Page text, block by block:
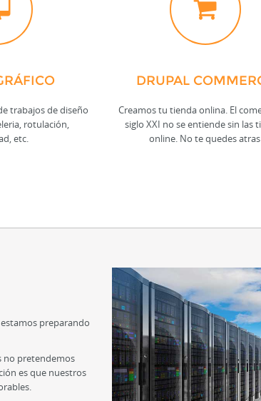
trabajos de diseño
rotulación,
etc.
DRUPAL
Creamos tu tienda onlina. El
siglo XXI no se entiende sin las
online. No te quedes
preparando
no pretendemos
es que nuestros